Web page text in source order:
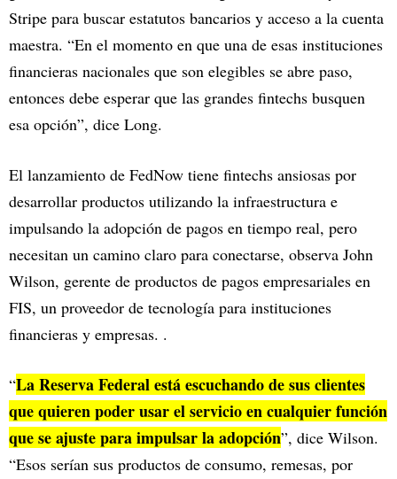
Stripe para buscar estatutos bancarios y acceso a la cuenta
maestra. “En el momento en que una de esas instituciones
financieras nacionales que son elegibles se abre paso,
entonces debe esperar que las grandes fintechs busquen
esa opción”, dice Long.
El lanzamiento de FedNow tiene fintechs ansiosas por
desarrollar productos utilizando la infraestructura e
impulsando la adopción de pagos en tiempo real, pero
necesitan un camino claro para conectarse, observa John
Wilson, gerente de productos de pagos empresariales en
FIS, un proveedor de tecnología para instituciones
financieras y empresas. .
“La Reserva Federal está escuchando de sus clientes
que quieren poder usar el servicio en cualquier función
que se ajuste para impulsar la adopción”, dice Wilson.
“Esos serían sus productos de consumo, remesas, por